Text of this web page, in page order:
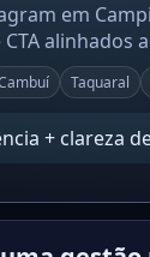
em
alinhados
Taquaral
+ clareza